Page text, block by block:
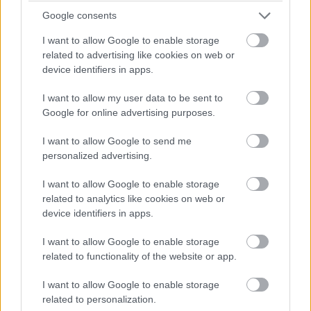
Google consents
I want to allow Google to enable storage
related to advertising like cookies on web or
device identifiers in apps.
I want to allow my user data to be sent to
Google for online advertising purposes.
I want to allow Google to send me
personalized advertising.
I want to allow Google to enable storage
related to analytics like cookies on web or
device identifiers in apps.
I want to allow Google to enable storage
related to functionality of the website or app.
I want to allow Google to enable storage
related to personalization.
lassú zóna, safety car, vagy ilyesmi.
Brundle hozza majd a célba a P2 5-6. helyéért
harcoló lengyel autót. Nagyon szép versenyt teljesített az
Inter Europol, minden elismerést megérdemelnek.
Amit viszont le lehetne, az Frijns 10 másodperces
hátránya Yifeijel szemben... Csakhogy van valami baj a #31-es
WRT emelőjével, így az utolsó kerékcserénél valamennyit
biztosan veszítenek majd.
A Próban Pier Guidi és Garcia között 50 másodperc
erőből ezt még annyira se lehet itt ledolgozni, ahogy a 100-at
az amatőrök között.